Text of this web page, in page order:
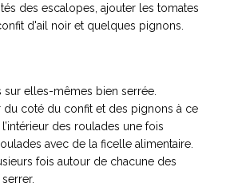
des escalopes, ajouter les tomates
d'ail noir et quelques pignons.
sur elles-mêmes bien serrée.
du coté du confit et des pignons à ce
des roulades une fois
avec de la ficelle alimentaire.
fois autour de chacune des